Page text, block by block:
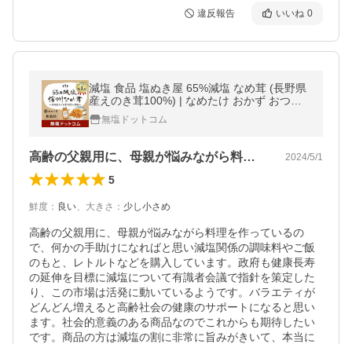
違反報告 いいね 0
減塩 食品 塩ぬき屋 65%減塩 なめ茸 (長野県
産えのき茸100%) | なめたけ おかず おつま
み ご飯のお供 父の日 ギフト プレゼント
無塩ドットコム
高齢の父親用に、母親が悩みながら料理を… 2024/5/1
5
鮮度 ： 良い、 大きさ ： 少し小さめ
高齢の父親用に、母親が悩みながら料理を作っているの
で、何かの手助けになればと思い減塩関係の調味料やご飯
のもと、レトルトなどを購入しています。政府も健康長寿
の延伸を目標に減塩について有識者会議で指針を策定した
り、この市場は活発に動いているようです。バラエティが
どんどん増えると高齢社会の健康のサポートになると思い
ます。社会的意義のある商品なのでこれからも期待したい
です。商品の方は減塩の割に非常に旨みがきいて、本当に